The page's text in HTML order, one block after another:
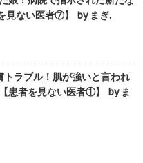
見ない医者⑦】 by まぎ.
トラブル！肌が強いと言われ
患者を見ない医者①】 by ま